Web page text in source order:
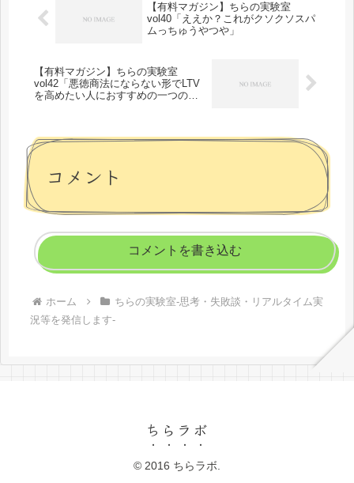
【有料マガジン】ちらの実験室
vol40「ええか？これがクソクソスパ
ムっちゅうやつや」
【有料マガジン】ちらの実験室
vol42「悪徳商法にならない形でLTV
を高めたい人におすすめの一つの選
追記」
コメント
コメントを書き込む
ホーム
ちらの実験室-思考・失敗談・リアルタイム実
況等を発信します-
ちらラボ
© 2016 ちらラボ.